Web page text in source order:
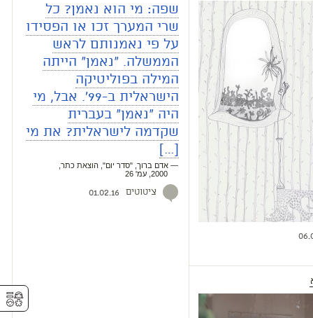
שפה: מי הוא נאמן? כל
שרי המערך זכו או הפסידו
על פי נאמנותם לראש
הממשלה. "נאמן" הייתה
המילה בפוליטיקה
הישראלית ב-99'. אבל, מי
היה "נאמן" בעברית
שקדמה לישראלית? את מי
[…]
— אדם ברוך, "סדר יום", הוצאת כתר,
2000, עמ' 26
ציטוטים 01.02.16
⚥︎